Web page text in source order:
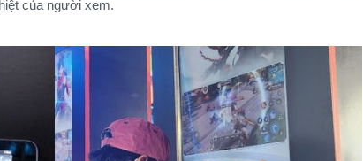
của người xem.